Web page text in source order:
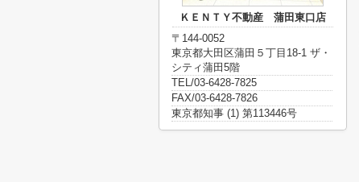
ＫＥＮＴＹ不動産 蒲田東口店
〒144-0052
東京都大田区蒲田５丁目18-1 ザ・
シティ蒲田5階
TEL/03-6428-7825
FAX/03-6428-7826
東京都知事 (1) 第113446号